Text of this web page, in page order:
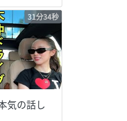
31分34秒
気の話し